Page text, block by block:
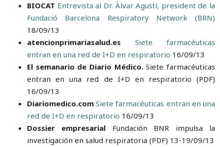
BIOCAT Entrevista al Dr. Àlvar Agustí, president de la
Fundació Barcelona Respiratory Network (BRN)
18/09/13
atencionprimariasalud.es Siete farmacéuticas
entran en una red de I+D en respiratorio 16/09/13
El semanario de Diario Médico.Siete farmacéuticas
entran en una red de I+D en respiratorio (PDF)
16/09/13
Diariomedico.comSiete farmacéuticas entran en una
red de I+D en respiratorio 16/09/13
Dossier empresarial Fundación BNR impulsa la
investigación en salud respiratoria (PDF) 13-19/09/13